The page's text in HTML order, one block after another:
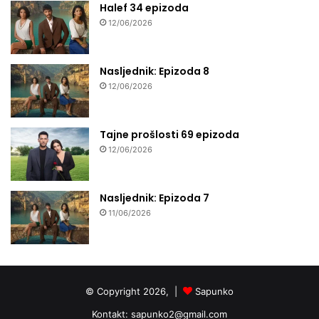
Halef 34 epizoda
12/06/2026
Nasljednik: Epizoda 8
12/06/2026
Tajne prošlosti 69 epizoda
12/06/2026
Nasljednik: Epizoda 7
11/06/2026
© Copyright 2026, |
Sapunko
Kontakt: sapunko2@gmail.com